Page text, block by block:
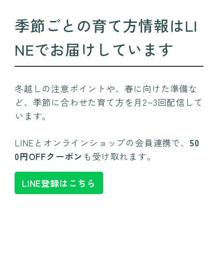
季節ごとの育て方情報はLI
NEでお届けしています
冬越しの注意ポイントや、春に向けた準備な
ど、季節に合わせた育て方を月2~3回配信して
います。
LINEとオンラインショップの会員連携で、 50
0円OFFクーポン も受け取れます。
LINE登録はこちら